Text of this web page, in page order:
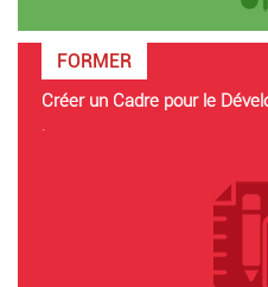
FORMER
Créer un Cadre pour le
.